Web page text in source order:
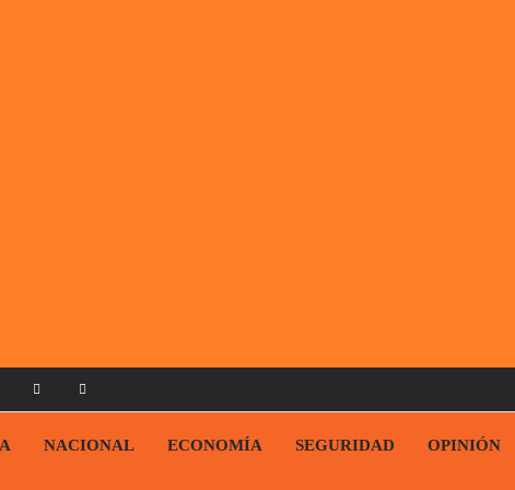
NACIONAL ECONOMÍA SEGURIDAD OPINIÓN